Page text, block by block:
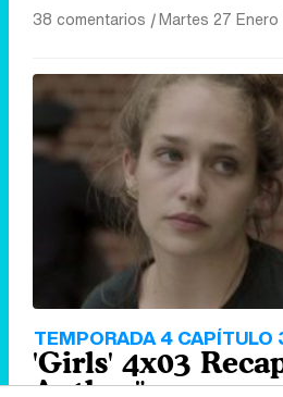
38 comentarios |Martes 27
TEMPORADA 4 CAPÍTULO
'Girls' 4x03